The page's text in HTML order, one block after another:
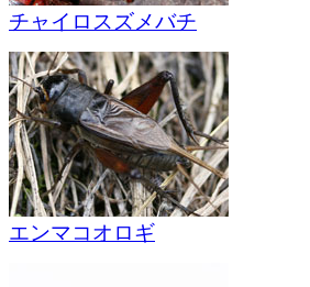
チャイロスズメバチ
エンマコオロギ